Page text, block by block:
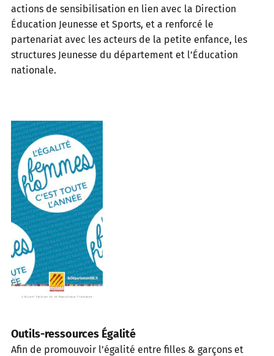
actions de sensibilisation en lien avec la Direction
Éducation Jeunesse et Sports, et a renforcé le
partenariat avec les acteurs de la petite enfance, les
structures Jeunesse du département et l’Éducation
nationale.
Outils-ressources Égalité
Afin de promouvoir l’égalité entre filles & garçons et